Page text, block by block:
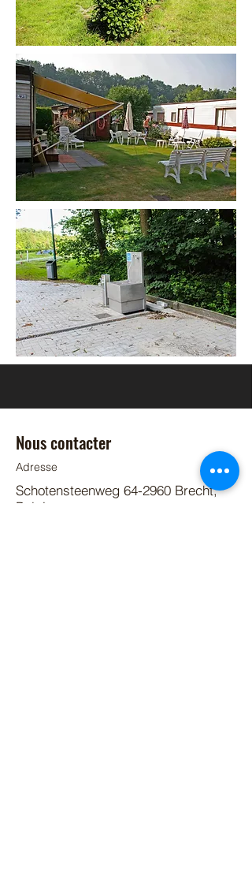
Nous contacter
Adresse
Schotensteenweg 64-2960 Brecht,
Belgique